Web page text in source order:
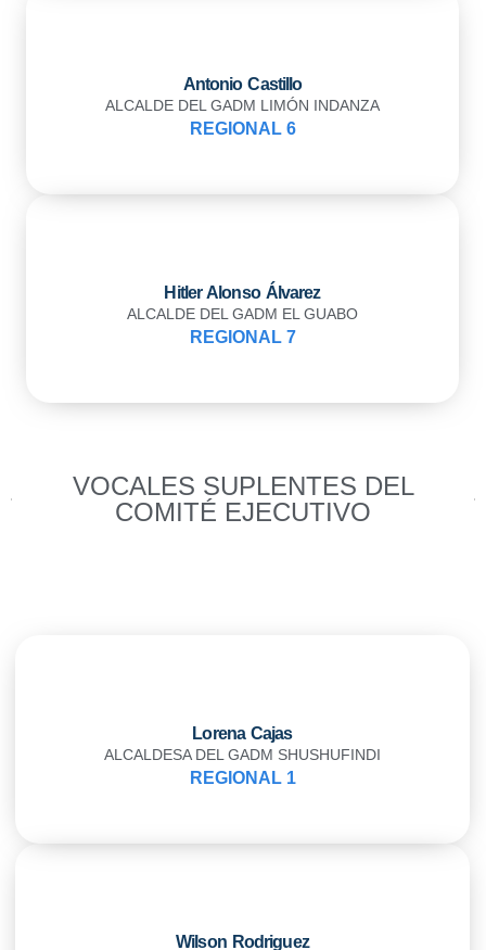
Antonio Castillo
ALCALDE DEL GADM LIMÓN INDANZA
REGIONAL 6
Hitler Alonso Álvarez
ALCALDE DEL GADM EL GUABO
REGIONAL 7
VOCALES SUPLENTES DEL
COMITÉ EJECUTIVO
Lorena Cajas
ALCALDESA DEL GADM SHUSHUFINDI
REGIONAL 1
Wilson Rodriguez​